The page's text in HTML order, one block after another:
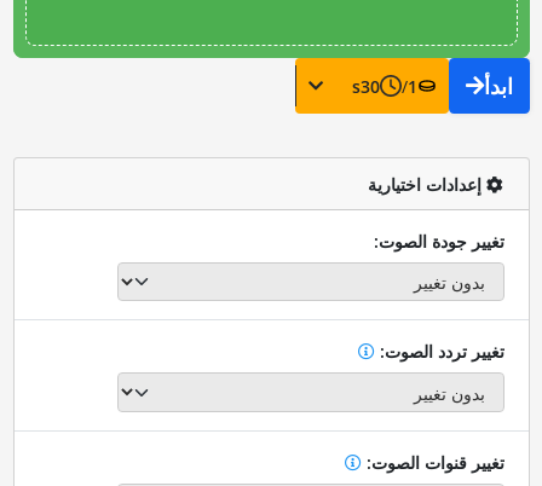
ابدأ 1
/
30
s
إعدادات اختيارية
تغيير جودة الصوت:
تغيير تردد الصوت:
تغيير قنوات الصوت: